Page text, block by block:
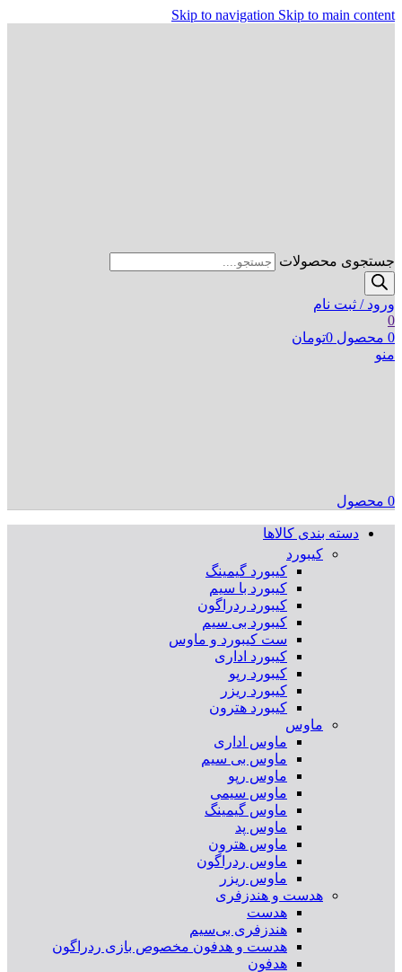
Skip to navigation Skip to main content
جستجوی محصولات
ورود / ثبت نام
0
0 محصول 0تومان
منو
0 محصول
دسته بندی کالاها
کیبورد
کیبورد گیمینگ
کیبورد با سیم
کیبورد ردراگون
کیبورد بی سیم
ست کیبورد و ماوس
کیبورد اداری
کیبورد رپو
کیبورد ریزر
کیبورد هترون
ماوس
ماوس اداری
ماوس بی سیم
ماوس رپو
ماوس سیمی
ماوس گیمینگ
ماوس پد
ماوس هترون
ماوس ردراگون
ماوس ریزر
هدست و هندزفری
هدست
هندزفری بی‌سیم
هدست و هدفون مخصوص بازی ردراگون
هدفون